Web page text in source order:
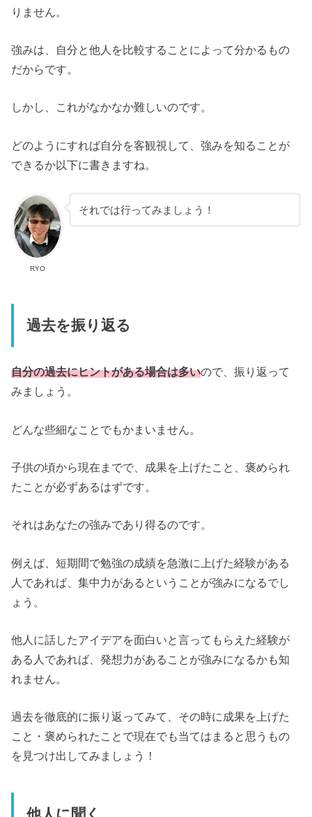
りません。
強みは、自分と他人を比較することによって分かるもの
だからです。
しかし、これがなかなか難しいのです。
どのようにすれば自分を客観視して、強みを知ることが
できるか以下に書きますね。
RYO
それでは行ってみましょう！
過去を振り返る
自分の過去にヒントがある場合は多いので、振り返って
みましょう。
どんな些細なことでもかまいません。
子供の頃から現在までで、成果を上げたこと、褒められ
たことが必ずあるはずです。
それはあなたの強みであり得るのです。
例えば、短期間で勉強の成績を急激に上げた経験がある
人であれば、集中力があるということが強みになるでし
ょう。
他人に話したアイデアを面白いと言ってもらえた経験が
ある人であれば、発想力があることが強みになるかも知
れません。
過去を徹底的に振り返ってみて、その時に成果を上げた
こと・褒められたことで現在でも当てはまると思うもの
を見つけ出してみましょう！